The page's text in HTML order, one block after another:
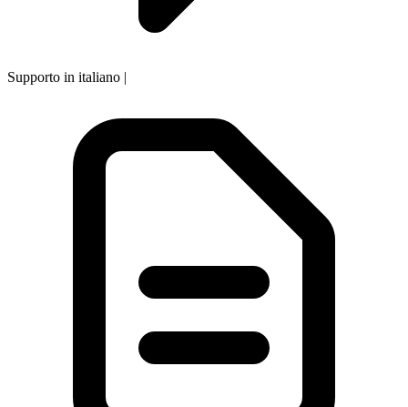
Supporto in italiano |